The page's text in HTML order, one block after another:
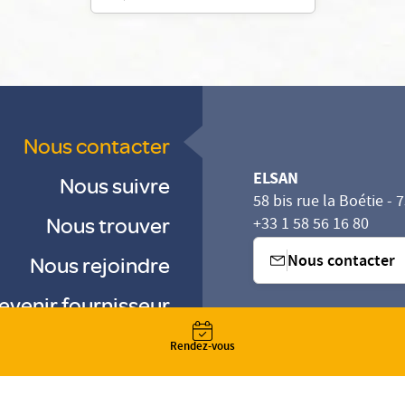
paramètres de confidentialité, en garantissant la
Rendez-vous
Nous contacter
Nous suivre
Nous trouver
Nous rejoindre
fournisseur
ELSAN
58 bis rue la Boétie -
+33 1 58 56 16 80
Nous contacter
Droits & Devoirs-Agence digitale : VOID